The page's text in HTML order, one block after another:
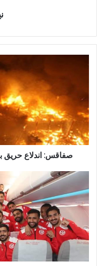
صفاقس: اندلاع حريق